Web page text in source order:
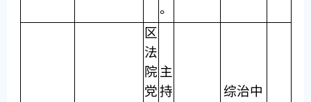
。
区
法
院
党
主
持
综治中